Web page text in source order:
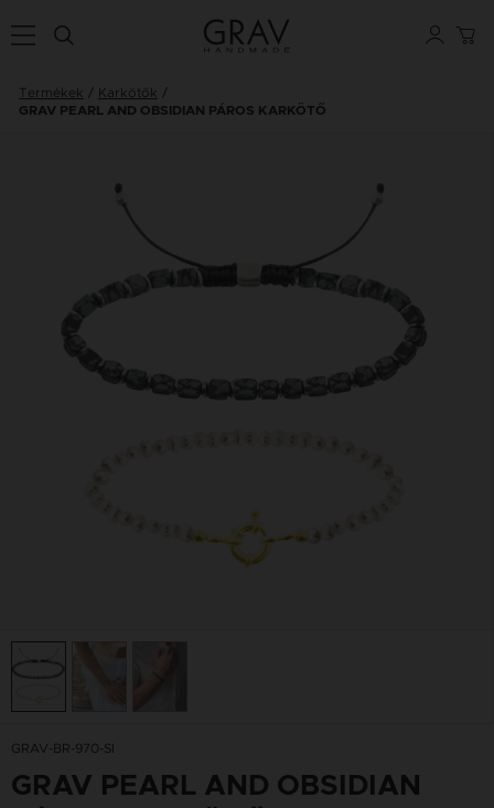
Termékek Karkötők
GRAV PEARL AND OBSIDIAN PÁROS KARKÖTŐ
GRAV-BR-970-SI
GRAV PEARL AND OBSIDIAN